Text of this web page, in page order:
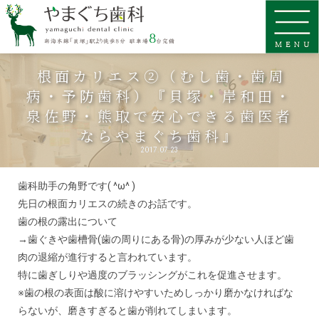
根面カリエス②（むし歯・歯周
病・予防歯科）『貝塚・岸和田・
泉佐野・熊取で安心できる歯医者
ならやまぐち歯科』
2017.07.23
歯科助手の角野です( ^ω^ )
先日の根面カリエスの続きのお話です。
歯の根の露出について
→歯ぐきや歯槽骨(歯の周りにある骨)の厚みが少ない人ほど歯
肉の退縮が進行すると言われています。
特に歯ぎしりや過度のブラッシングがこれを促進させます。
※歯の根の表面は酸に溶けやすいためしっかり磨かなければな
らないが、磨きすぎると歯が削れてしまいます。